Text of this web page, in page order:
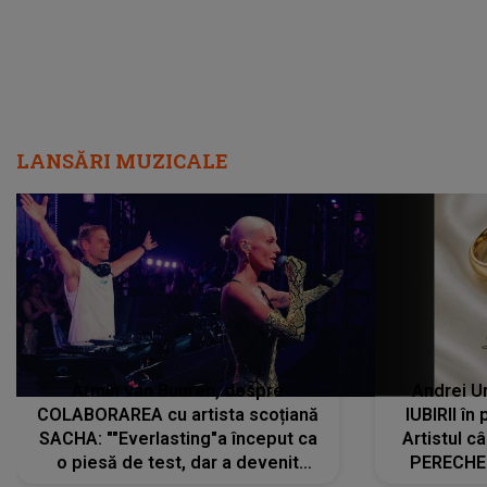
LANSĂRI MUZICALE
Armin van Buuren, despre
COLABORAREA cu artista scoțiană
SACHA: ""Everlasting"a început ca
o piesă de test, dar a devenit
Andrei
IUBIRII în
Artistul